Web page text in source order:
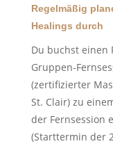
Regelmäßig
Healings durch
Du buchst einen
Gruppen-
(zertifizierter
St. Clair) zu
der Fernsession
(Starttermin der